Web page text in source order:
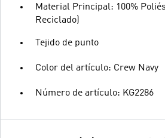
Material Principal: 100%
Reciclado)
Tejido de punto
Color del artículo: Crew Navy
Número de artículo: KG2286